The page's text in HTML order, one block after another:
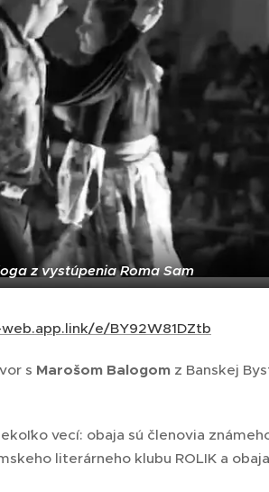
z vystúpenia Roma Sam
e/BY92W81DZtb
s Marošom Balogom z Banskej
vecí: obaja sú členovia
literárneho klubu ROLIK a